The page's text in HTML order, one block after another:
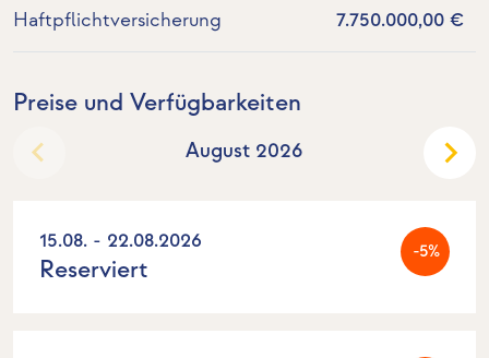
Haftpflichtversicherung 7.750.000,00 €
Preise und Verfügbarkeiten
August 2026
15.08. - 22.08.2026 -5%
Reserviert